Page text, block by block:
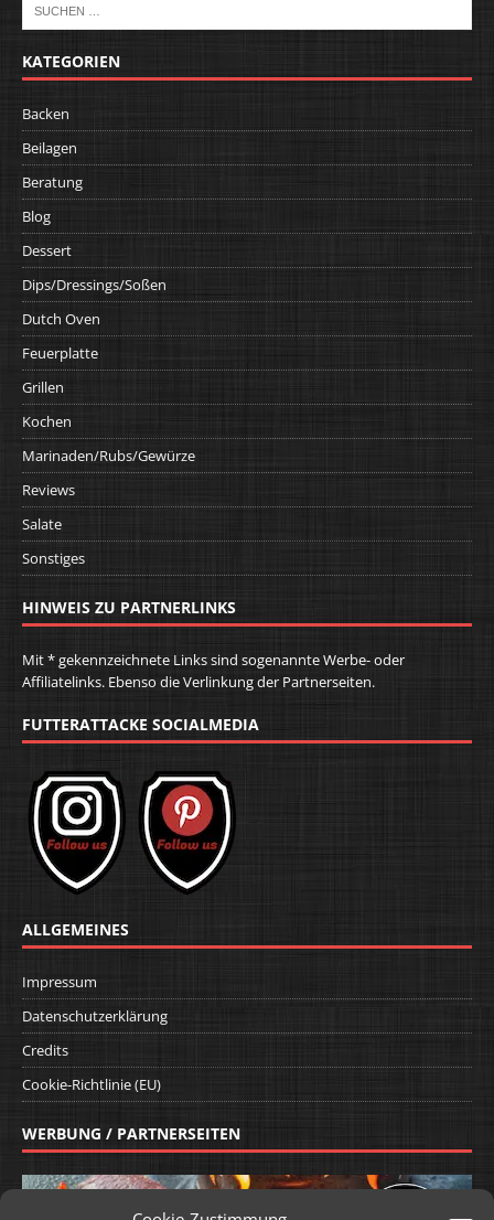
KATEGORIEN
Backen
Beilagen
Beratung
Blog
Dessert
Dips/Dressings/Soßen
Dutch Oven
Feuerplatte
Grillen
Kochen
Marinaden/Rubs/Gewürze
Reviews
Salate
Sonstiges
HINWEIS ZU PARTNERLINKS
Mit * gekennzeichnete Links sind sogenannte Werbe- oder
Affiliatelinks. Ebenso die Verlinkung der Partnerseiten.
FUTTERATTACKE SOCIALMEDIA
ALLGEMEINES
Impressum
Datenschutzerklärung
Credits
Cookie-Richtlinie (EU)
WERBUNG / PARTNERSEITEN